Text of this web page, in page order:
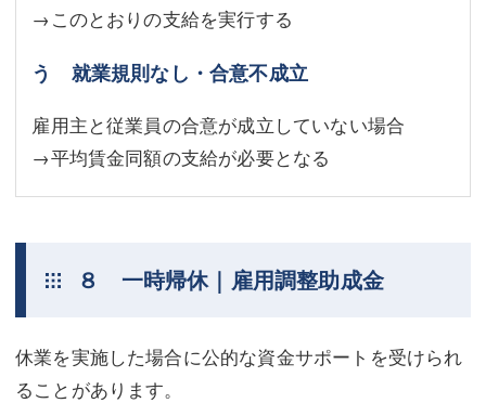
→このとおりの支給を実行する
う 就業規則なし・合意不成立
雇用主と従業員の合意が成立していない場合
→平均賃金同額の支給が必要となる
８ 一時帰休｜雇用調整助成金
休業を実施した場合に公的な資金サポートを受けられ
ることがあります。